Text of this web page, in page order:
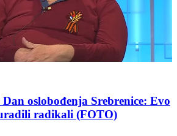
Dan oslobođenja Srebrenice: Evo
radikali (FOTO)